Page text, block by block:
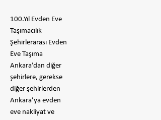
100.Yıl Evden Eve
Taşımacılık
Şehirlerarası Evden
Eve Taşıma
Ankara’dan diğer
şehirlere, gerekse
diğer şehirlerden
Ankara’ya evden
eve nakliyat ve